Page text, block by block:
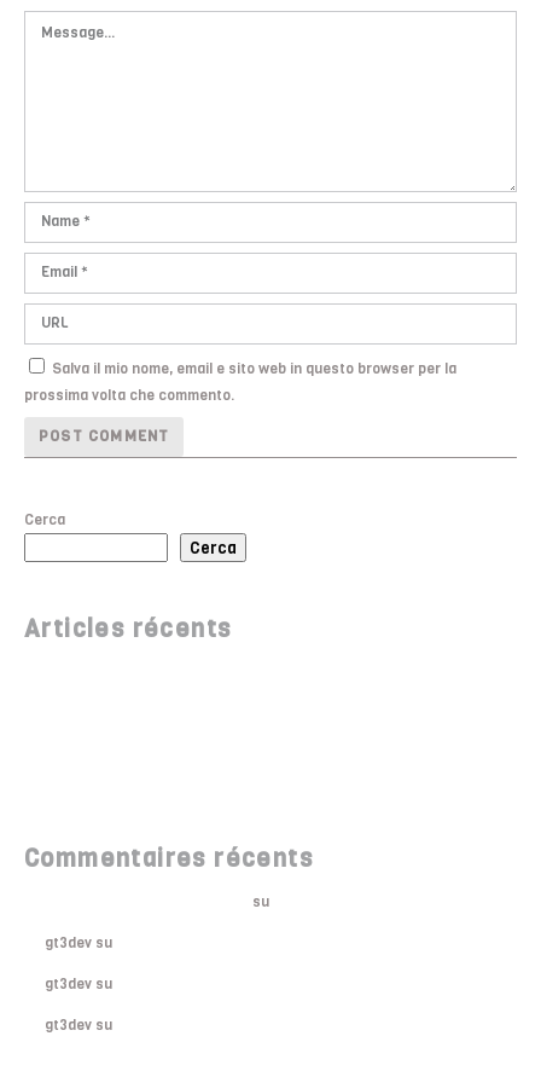
Salva il mio nome, email e sito web in questo browser per la
prossima volta che commento.
Cerca
Cerca
Articles récents
Commentaires récents
su
gt3dev su
gt3dev su
gt3dev su